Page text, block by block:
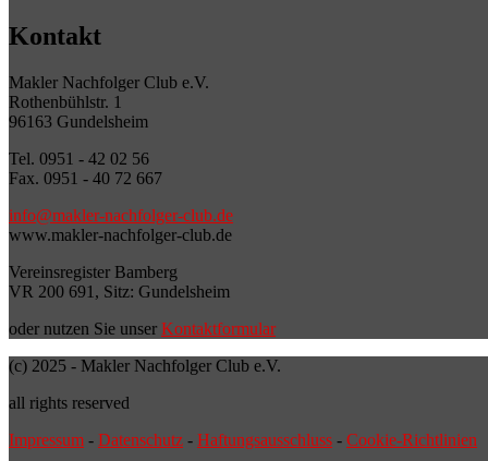
Kontakt
Makler Nachfolger Club e.V.
Rothenbühlstr. 1
96163 Gundelsheim
Tel. 0951 - 42 02 56
Fax. 0951 - 40 72 667
info@makler-nachfolger-club.de
www.makler-nachfolger-club.de
Vereinsregister Bamberg
VR 200 691, Sitz: Gundelsheim
oder nutzen Sie unser Kontaktformular
(c) 2025 - Makler Nachfolger Club e.V.
all rights reserved
Impressum - Datenschutz - Haftungsausschluss - Cookie-Richtlinien